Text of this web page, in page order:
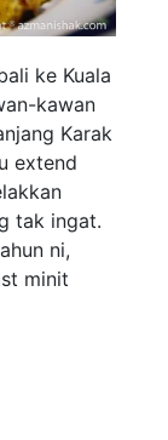
ke Kuala
kawan
Karak
extend
tak ingat.
ni,
minit